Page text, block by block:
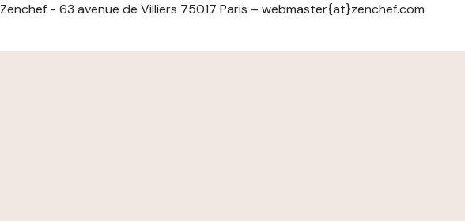
Zenchef - 63 avenue de Villiers 75017 Paris – webmaster{at}zenchef.com